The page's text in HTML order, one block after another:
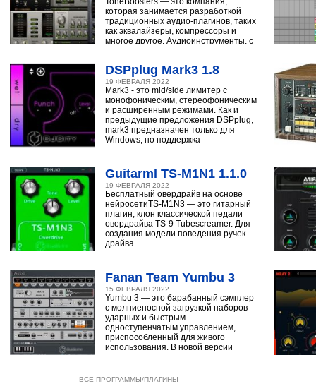
которая занимается разработкой
традиционных аудио-плагинов, таких
как эквалайзеры, компрессоры и
многое другое. Аудиоинструменты, с
DSPplug Mark3 1.8
19 ФЕВРАЛЯ 2022
Mark3 - это mid/side лимитер с
монофоническим, стереофоническим
и расширенным режимами. Как и
предыдущие предложения DSPplug,
mark3 предназначен только для
Windows, но поддержка
Guitarml TS-M1N1 1.1.0
19 ФЕВРАЛЯ 2022
Бесплатный овердрайв на основе
нейросетиTS-M1N3 — это гитарный
плагин, клон классической педали
овердрайва TS-9 Tubescreamer. Для
создания модели поведения ручек
драйва
Fanan Team Yumbu 3
15 ФЕВРАЛЯ 2022
Yumbu 3 — это барабанный сэмплер
с молниеносной загрузкой наборов
ударных и быстрым
одноступенчатым управлением,
приспособленный для живого
использования. В новой версии
ВСЕ ПРОГРАММЫ/ПЛАГИНЫ